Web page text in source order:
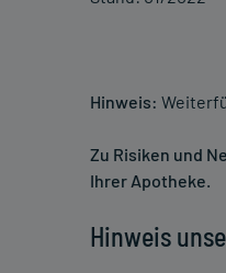
Hinweis:
Zu Risiken und
Ihrer Apotheke.
Hinweis